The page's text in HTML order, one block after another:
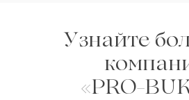
Узнайте
«PRO-